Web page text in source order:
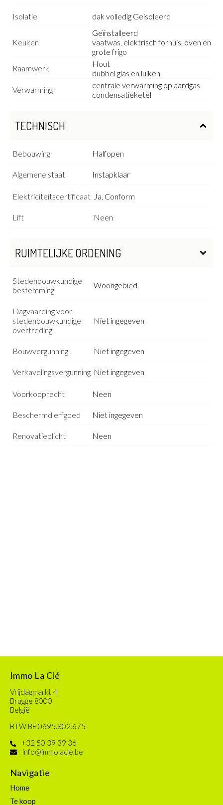
Isolatie dak volledig Geisoleerd
Keuken
Geïnstalleerd
vaatwas, elektrisch fornuis, oven en
grote frigo
Raamwerk
Hout
dubbel glas en luiken
Verwarming
centrale verwarming op aardgas
condensatieketel
TECHNISCH
Bebouwing Halfopen
Algemene staat Instapklaar
Elektriciteitscertificaat Ja, Conform
Lift Neen
RUIMTELIJKE ORDENING
Stedenbouwkundige
bestemming
Woongebied
Dagvaarding voor
stedenbouwkundige
overtreding
Niet ingegeven
Bouwvergunning Niet ingegeven
Verkavelingsvergunning Niet ingegeven
Voorkooprecht Neen
Beschermd erfgoed Niet ingegeven
Renovatieplicht Neen
Immo La Clé
Vrijdagmarkt 4
Brugge 8000
België
BTW BE 0695.802.675
+32 50 39 39 36
info@immolacle.be
Navigatie
Home
Te koop